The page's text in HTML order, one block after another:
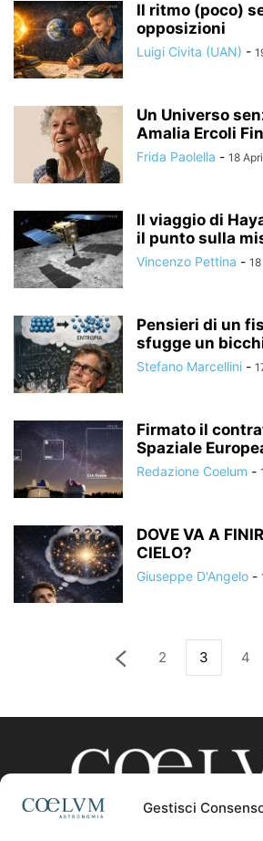
Gestisci
Il ritmo (poco)
opposizioni
Luigi Civita (UAN) -
Un Universo
Amalia Ercoli
Frida Paolella - 18
Il viaggio di
il punto sulla
Vincenzo Pettina -
Pensieri di un
sfugge un
Stefano Marcellini -
Firmato il
Spaziale
Redazione Coelum -
DOVE VA A
CIELO?
Giuseppe D'Angelo -
2 3 4